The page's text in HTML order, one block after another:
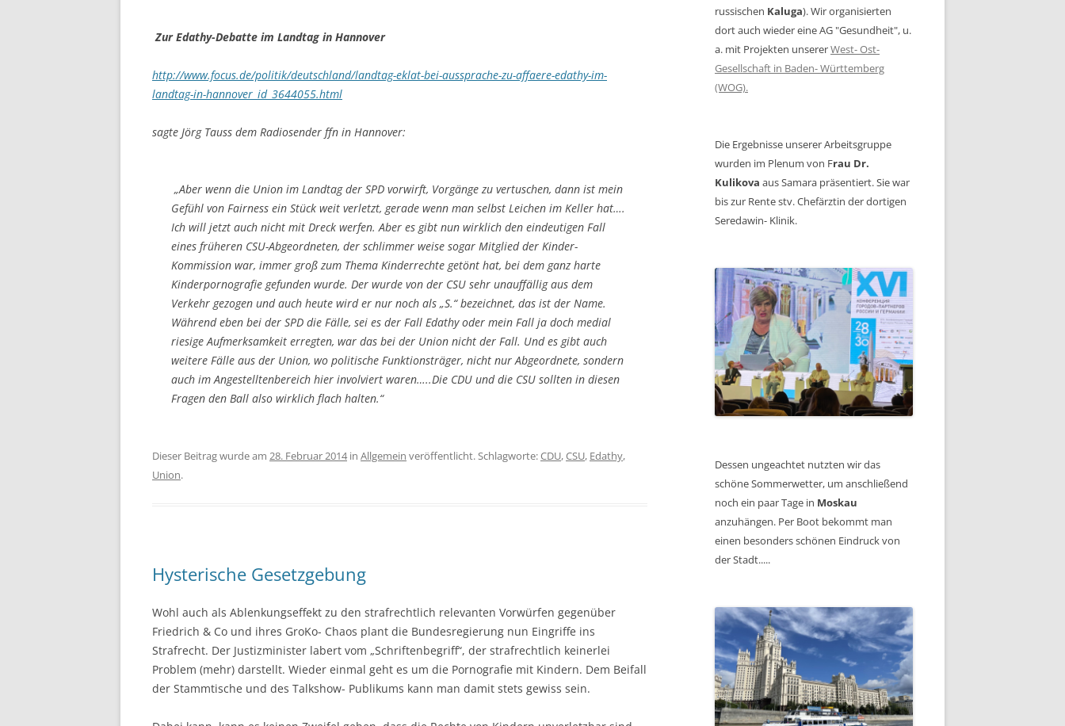
Zur Edathy-Debatte im Landtag in Hannover
http://www.focus.de/politik/deutschland/landtag-eklat-bei-aussprache-zu-affaere-edathy-im-
landtag-in-hannover_id_3644055.html
sagte Jörg Tauss dem Radiosender ffn in Hannover:
„Aber wenn die Union im Landtag der SPD vorwirft, Vorgänge zu vertuschen, dann ist mein
Gefühl von Fairness ein Stück weit verletzt, gerade wenn man selbst Leichen im Keller hat….
Ich will jetzt auch nicht mit Dreck werfen. Aber es gibt nun wirklich den eindeutigen Fall
eines früheren CSU-Abgeordneten, der schlimmer weise sogar Mitglied der Kinder-
Kommission war, immer groß zum Thema Kinderrechte getönt hat, bei dem ganz harte
Kinderpornografie gefunden wurde. Der wurde von der CSU sehr unauffällig aus dem
Verkehr gezogen und auch heute wird er nur noch als „S.“ bezeichnet, das ist der Name.
Während eben bei der SPD die Fälle, sei es der Fall Edathy oder mein Fall ja doch medial
riesige Aufmerksamkeit erregten, war das bei der Union nicht der Fall. Und es gibt auch
weitere Fälle aus der Union, wo politische Funktionsträger, nicht nur Abgeordnete, sondern
auch im Angestelltenbereich hier involviert waren…..Die CDU und die CSU sollten in diesen
Fragen den Ball also wirklich flach halten.“
Dieser Beitrag wurde am 28. Februar 2014in Allgemein veröffentlicht. Schlagworte:CDU,CSU, Edathy,
Union.
Hysterische Gesetzgebung
Wohl auch als Ablenkungseffekt zu den strafrechtlich relevanten Vorwürfen gegenüber
Friedrich & Co und ihres GroKo- Chaos plant die Bundesregierung nun Eingriffe ins
Strafrecht. Der Justizminister labert vom „Schriftenbegriff“, der strafrechtlich keinerlei
Problem (mehr) darstellt. Wieder einmal geht es um die Pornografie mit Kindern. Dem Beifall
der Stammtische und des Talkshow- Publikums kann man damit stets gewiss sein.
russischen Kaluga). Wir organisierten
dort auch wieder eine AG "Gesundheit", u.
a. mit Projekten unsererWest- Ost-
Gesellschaft in Baden- Württemberg
(WOG).
Die Ergebnisse unserer Arbeitsgruppe
wurden im Plenum von Frau Dr.
Kulikova aus Samara präsentiert. Sie war
bis zur Rente stv. Chefärztin der dortigen
Seredawin- Klinik.
Dessen ungeachtet nutzten wir das
schöne Sommerwetter, um anschließend
noch ein paar Tage in Moskau
anzuhängen. Per Boot bekommt man
einen besonders schönen Eindruck von
der Stadt.....